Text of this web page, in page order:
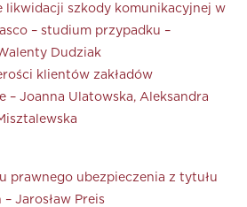
likwidacji szkody komunikacyjnej w
– studium przypadku –
Dudziak
klientów zakładów
– Joanna Ulatowska, Aleksandra
prawnego ubezpieczenia z tytułu
Jarosław Preis